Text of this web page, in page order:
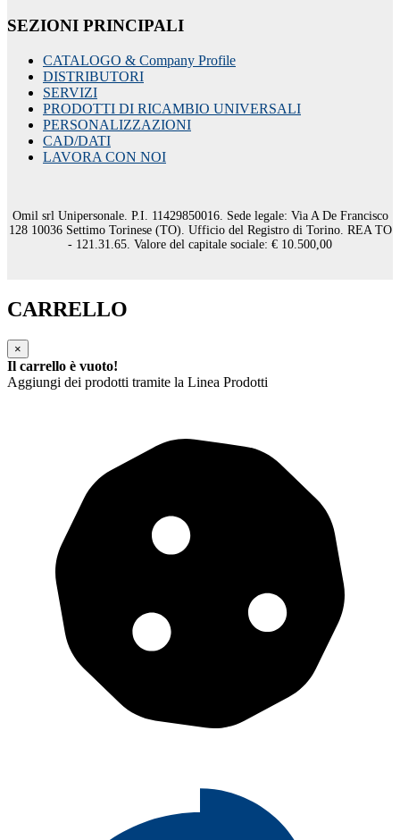
SEZIONI PRINCIPALI
CATALOGO & Company Profile
DISTRIBUTORI
SERVIZI
PRODOTTI DI RICAMBIO UNIVERSALI
PERSONALIZZAZIONI
CAD/DATI
LAVORA CON NOI
Omil srl Unipersonale. P.I. 11429850016. Sede legale: Via A De Francisco
128 10036 Settimo Torinese (TO). Ufficio del Registro di Torino. REA TO
- 121.31.65. Valore del capitale sociale: € 10.500,00
CARRELLO
×
Il carrello è vuoto!
Aggiungi dei prodotti tramite la Linea Prodotti